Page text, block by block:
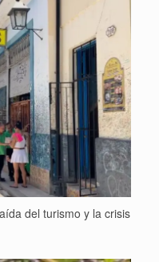
del turismo y la crisis